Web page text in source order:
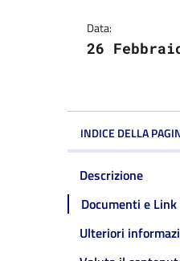
Data:
26
INDICE DELLA
Descrizione
Documenti e Link
Ulteriori